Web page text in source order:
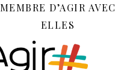
MEMBRE D’AGIR AVEC
ELLES